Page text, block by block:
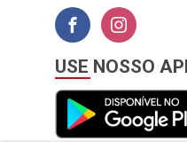
COMEP (1)
CORTAG (1)
COZIMAX
USE NOSSO